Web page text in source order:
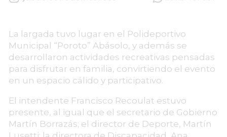
La largada tuvo lugar en el Polideportivo
Municipal “Poroto” Abásolo, y además se
desarrollaron actividades recreativas pensadas
para disfrutar en familia, convirtiendo el evento
en un espacio cálido y participativo.
El intendente Francisco Recoulat estuvo
presente, al igual que el secretario de Gobierno
Martín Borrazás; el director de Deporte, Martín